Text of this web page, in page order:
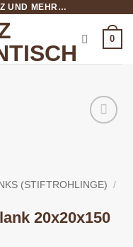
UND MEHR…
0
(STIFTROHLINGE)
/
20x20x150